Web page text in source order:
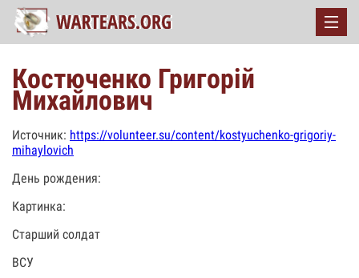
Костюченко Григорій
Михайлович
Источник: https://volunteer.su/content/kostyuchenko-grigoriy-
mihaylovich
День рождения:
Картинка:
Старший солдат
ВСУ